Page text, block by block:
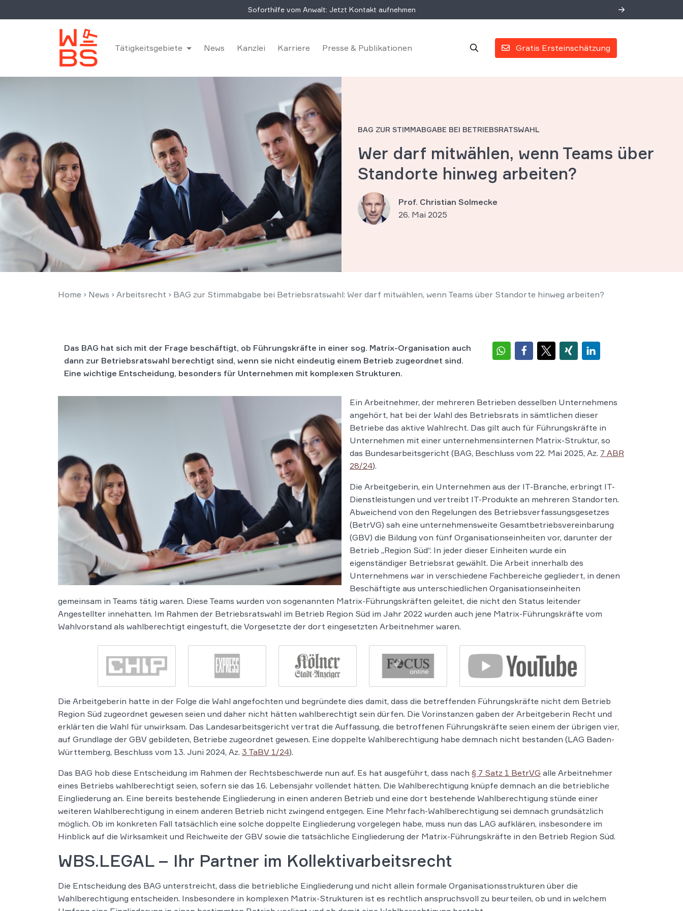
Soforthilfe vom Anwalt: Jetzt Kontakt aufnehmen
Gratis Ersteinschätzung
Tätigkeitsgebiete News Kanzlei Karriere Presse & Publikationen
BAG ZUR STIMMABGABE BEI BETRIEBSRATSWAHL
Wer darf mitwählen, wenn Teams über
Standorte hinweg arbeiten?
Prof. Christian Solmecke
26. Mai 2025
Home › News › Arbeitsrecht › BAG zur Stimmabgabe bei Betriebsratswahl: Wer darf mitwählen, wenn Teams über Standorte hinweg arbeiten?
Das BAG hat sich mit der Frage beschäftigt, ob Führungskräfte in einer sog. Matrix-Organisation auch
dann zur Betriebsratswahl berechtigt sind, wenn sie nicht eindeutig einem Betrieb zugeordnet sind.
Eine wichtige Entscheidung, besonders für Unternehmen mit komplexen Strukturen.
Ein Arbeitnehmer, der mehreren Betrieben desselben Unternehmens
angehört, hat bei der Wahl des Betriebsrats in sämtlichen dieser
Betriebe das aktive Wahlrecht. Das gilt auch für Führungskräfte in
Unternehmen mit einer unternehmensinternen Matrix-Struktur, so
das Bundesarbeitsgericht (BAG, Beschluss vom 22. Mai 2025, Az. 7 ABR
28/24).
Die Arbeitgeberin, ein Unternehmen aus der IT-Branche, erbringt IT-
Dienstleistungen und vertreibt IT-Produkte an mehreren Standorten.
Abweichend von den Regelungen des Betriebsverfassungsgesetzes
(BetrVG) sah eine unternehmensweite Gesamtbetriebsvereinbarung
(GBV) die Bildung von fünf Organisationseinheiten vor, darunter der
Betrieb „Region Süd“. In jeder dieser Einheiten wurde ein
eigenständiger Betriebsrat gewählt. Die Arbeit innerhalb des
Unternehmens war in verschiedene Fachbereiche gegliedert, in denen
Beschäftigte aus unterschiedlichen Organisationseinheiten
gemeinsam in Teams tätig waren. Diese Teams wurden von sogenannten Matrix-Führungskräften geleitet, die nicht den Status leitender
Angestellter innehatten. Im Rahmen der Betriebsratswahl im Betrieb Region Süd im Jahr 2022 wurden auch jene Matrix-Führungskräfte vom
Wahlvorstand als wahlberechtigt eingestuft, die Vorgesetzte der dort eingesetzten Arbeitnehmer waren.
Die Arbeitgeberin hatte in der Folge die Wahl angefochten und begründete dies damit, dass die betreffenden Führungskräfte nicht dem Betrieb
Region Süd zugeordnet gewesen seien und daher nicht hätten wahlberechtigt sein dürfen. Die Vorinstanzen gaben der Arbeitgeberin Recht und
erklärten die Wahl für unwirksam. Das Landesarbeitsgericht vertrat die Auffassung, die betroffenen Führungskräfte seien einem der übrigen vier,
auf Grundlage der GBV gebildeten, Betriebe zugeordnet gewesen. Eine doppelte Wahlberechtigung habe demnach nicht bestanden (LAG Baden-
Württemberg, Beschluss vom 13. Juni 2024, Az. 3 TaBV 1/24).
Das BAG hob diese Entscheidung im Rahmen der Rechtsbeschwerde nun auf. Es hat ausgeführt, dass nach § 7 Satz 1 BetrVG alle Arbeitnehmer
eines Betriebs wahlberechtigt seien, sofern sie das 16. Lebensjahr vollendet hätten. Die Wahlberechtigung knüpfe demnach an die betriebliche
Eingliederung an. Eine bereits bestehende Eingliederung in einen anderen Betrieb und eine dort bestehende Wahlberechtigung stünde einer
weiteren Wahlberechtigung in einem anderen Betrieb nicht zwingend entgegen. Eine Mehrfach-Wahlberechtigung sei demnach grundsätzlich
möglich. Ob im konkreten Fall tatsächlich eine solche doppelte Eingliederung vorgelegen habe, muss nun das LAG aufklären, insbesondere im
Hinblick auf die Wirksamkeit und Reichweite der GBV sowie die tatsächliche Eingliederung der Matrix-Führungskräfte in den Betrieb Region Süd.
WBS.LEGAL – Ihr Partner im Kollektivarbeitsrecht
Die Entscheidung des BAG unterstreicht, dass die betriebliche Eingliederung und nicht allein formale Organisationsstrukturen über die
Wahlberechtigung entscheiden. Insbesondere in komplexen Matrix-Strukturen ist es rechtlich anspruchsvoll zu beurteilen, ob und in welchem